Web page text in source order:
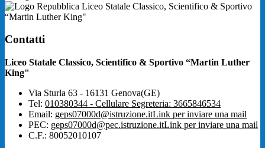
Liceo Statale Classico, Scientifico & Sportivo
“Martin Luther King"
Contatti
Liceo Statale Classico, Scientifico & Sportivo “Martin Luther
King"
Via Sturla 63 - 16131 Genova(GE)
Tel: 010380344 - Cellulare Segreteria: 3665846534
Email: geps07000d@istruzione.itLink per inviare una mail
PEC: geps07000d@pec.istruzione.itLink per inviare una mail
C.F.: 80052010107